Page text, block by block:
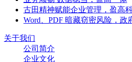
古田精神赋能企业管理，盈高
Word、PDF 暗藏窃密风险，政
关于我们
公司简介
企业文化